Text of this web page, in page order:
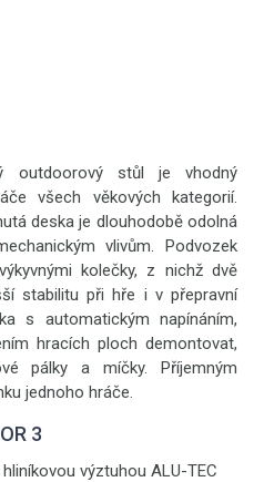
outdoorový stůl je vhodný
všech věkových kategorií.
deska je dlouhodobě odolná
vlivům. Podvozek
kolečky, z nichž dvě
stabilitu při hře i v přepravní
s automatickým napínáním,
hracích ploch demontovat,
pálky a míčky. Příjemným
jednoho hráče.
3
výztuhou ALU-TEC